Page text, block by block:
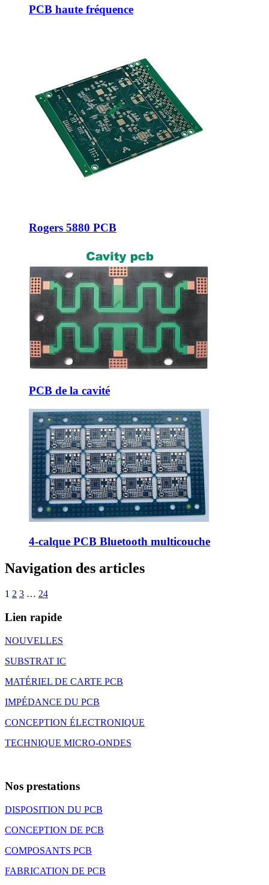
PCB haute fréquence
Rogers 5880 PCB
PCB de la cavité
4-calque PCB Bluetooth multicouche
Navigation des articles
1 2 3 … 24
Lien rapide
NOUVELLES
SUBSTRAT IC
MATÉRIEL DE CARTE PCB
IMPÉDANCE DU PCB
CONCEPTION ÉLECTRONIQUE
TECHNIQUE MICRO-ONDES
Nos prestations
DISPOSITION DU PCB
CONCEPTION DE PCB
COMPOSANTS PCB
FABRICATION DE PCB